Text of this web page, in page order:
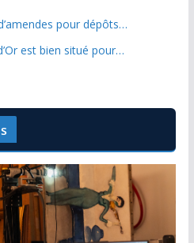
pour dépôts…
est bien situé pour…